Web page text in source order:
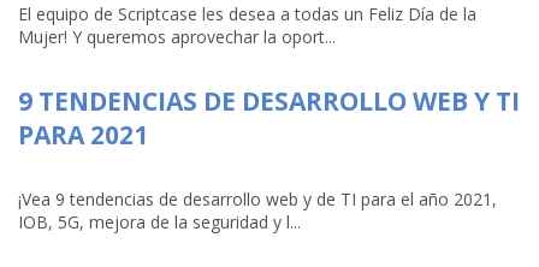
El equipo de Scriptcase les desea a todas un Feliz Día de la
Mujer! Y queremos aprovechar la oport...
9 TENDENCIAS DE DESARROLLO WEB Y TI
PARA 2021
¡Vea 9 tendencias de desarrollo web y de TI para el año 2021,
IOB, 5G, mejora de la seguridad y l...